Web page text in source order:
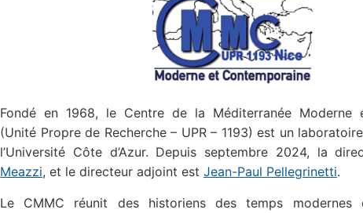
Fondé en 1968, le Centre de la Méditerranée Moderne
(Unité Propre de Recherche – UPR – 1193) est un
l’Université Côte d’Azur. Depuis septembre 2024, la
Meazzi, et le directeur adjoint est Jean-Paul Pellegrinetti.
Le CMMC réunit des historiens des temps modernes